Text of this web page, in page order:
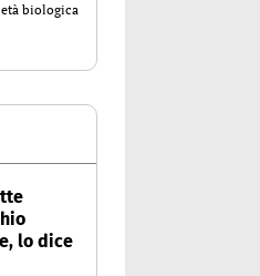
biologica
lo dice